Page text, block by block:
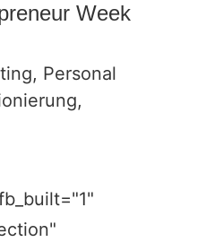
Week
, Personal
,